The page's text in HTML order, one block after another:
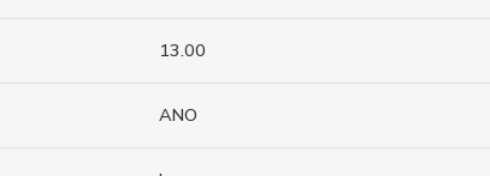
13.00
ANO